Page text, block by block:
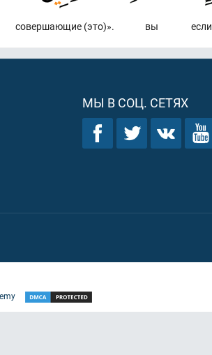
если
вы
совершающие (это)».
МЫ В СОЦ. СЕТЯХ